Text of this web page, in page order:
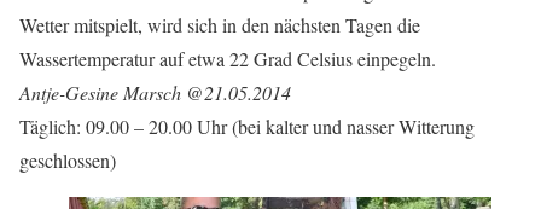
Wetter mitspielt, wird sich in den nächsten Tagen die
Wassertemperatur auf etwa 22 Grad Celsius einpegeln.
Antje-Gesine Marsch @21.05.2014
Täglich: 09.00 – 20.00 Uhr (bei kalter und nasser Witterung
geschlossen)